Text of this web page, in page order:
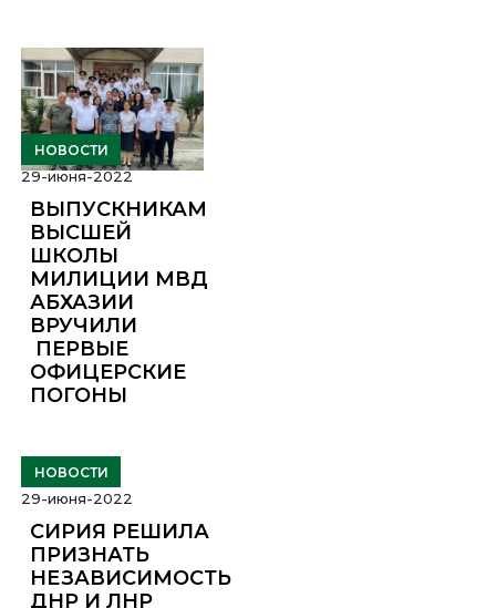
НОВОСТИ
29-июня-2022
ВЫПУСКНИКАМ
ВЫСШЕЙ
ШКОЛЫ
МИЛИЦИИ МВД
АБХАЗИИ
ВРУЧИЛИ
ПЕРВЫЕ
ОФИЦЕРСКИЕ
ПОГОНЫ
НОВОСТИ
29-июня-2022
СИРИЯ РЕШИЛА
ПРИЗНАТЬ
НЕЗАВИСИМОСТЬ
ДНР И ЛНР